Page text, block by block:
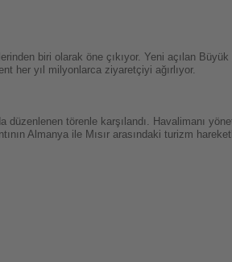
biri olarak öne çıkıyor. Yeni açılan
her yıl milyonlarca ziyaretçiyi ağırlıyor.
törenle karşılandı. Havalimanı
Almanya ile Mısır arasındaki turizm